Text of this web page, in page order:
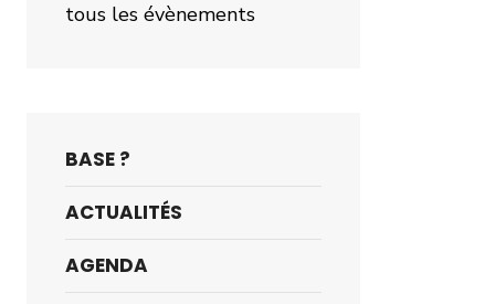
tous les évènements
BASE ?
ACTUALITÉS
AGENDA